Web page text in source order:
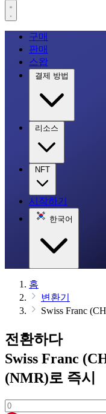
구매
판매
스왑
결제 방법
리소스
NFT
시작하기
한국어
홈
변환기
Swiss Franc
전환하다
Swiss Franc
(NMR)로 즉시